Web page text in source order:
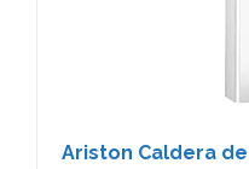
Ariston Caldera